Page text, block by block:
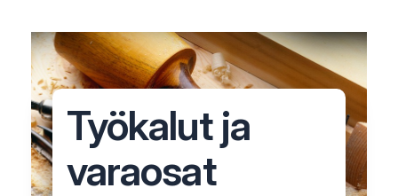
Työkalut ja
varaosat